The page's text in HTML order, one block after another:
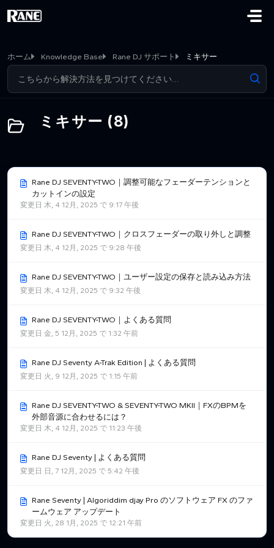
ホーム Knowledge Base Rane DJ サポート ミキサー
ミキサー (8)
Rane DJ SEVENTY-TWO｜調整可能なフェーダーテンションと
カットインの設定
変更日 木, 4 12月, 2025 で 9:17 午後
Rane DJ SEVENTY-TWO｜クロスフェーダーの取り外しと調整
変更日 木, 4 12月, 2025 で 9:28 午後
Rane DJ SEVENTY-TWO｜ユーザー設定の保存と読み込み方法
変更日 木, 4 12月, 2025 で 9:32 午後
Rane DJ SEVENTY-TWO｜よくある質問
変更日 金, 5 12月, 2025 で 1:32 午前
Rane DJ Seventy A-Trak Edition | よくある質問
変更日 火, 9 12月, 2025 で 1:15 午前
Rane DJ SEVENTY-TWO & SEVENTY-TWO MKII｜FXのBPMを
外部音源に合わせるには？
変更日 木, 4 12月, 2025 で 11:23 午後
Rane DJ Seventy | よくある質問
変更日 日, 7 12月, 2025 で 5:42 午後
Rane Seventy | Algoriddim djay Pro のソフトウェア FX のファ
ームウェア アップデート
変更日 火, 28 1月, 2025 で 12:21 午前